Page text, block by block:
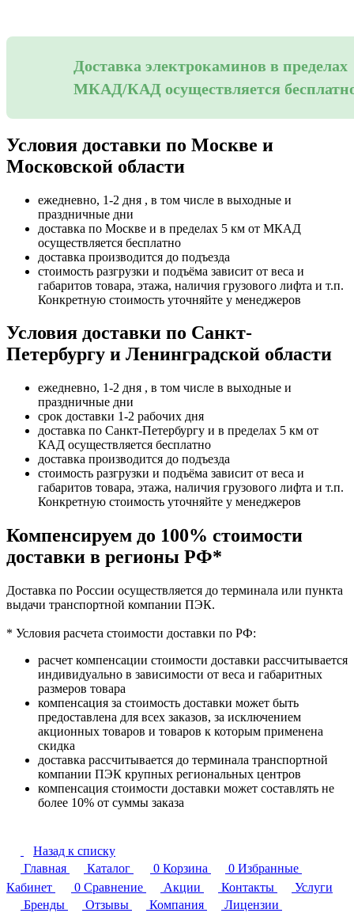
Доставка электрокаминов в пределах
МКАД/КАД осуществляется
Условия доставки по Москве и
Московской области
ежедневно, 1-2 дня , в том числе в выходные и
праздничные дни
доставка по Москве и в пределах 5 км от МКАД
осуществляется бесплатно
доставка производится до подъезда
стоимость разгрузки и подъёма зависит от веса и
габаритов товара, этажа, наличия грузового лифта и т.п.
Конкретную стоимость уточняйте у менеджеров
Условия доставки по Санкт-
Петербургу и Ленинградской области
ежедневно, 1-2 дня , в том числе в выходные и
праздничные дни
срок доставки 1-2 рабочих дня
доставка по Санкт-Петербургу и в пределах 5 км от
КАД осуществляется бесплатно
доставка производится до подъезда
стоимость разгрузки и подъёма зависит от веса и
габаритов товара, этажа, наличия грузового лифта и т.п.
Конкретную стоимость уточняйте у менеджеров
Компенсируем до 100% стоимости
доставки в регионы РФ*
Доставка по России осуществляется до терминала или пункта
выдачи транспортной компании ПЭК.
* Условия расчета стоимости доставки по РФ:
расчет компенсации стоимости доставки рассчитывается
индивидуально в зависимости от веса и габаритных
размеров товара
компенсация за стоимость доставки может быть
предоставлена для всех заказов, за исключением
акционных товаров и товаров к которым применена
скидка
доставка рассчитывается до терминала транспортной
компании ПЭК крупных региональных центров
компенсация стоимости доставки может составлять не
более 10% от суммы заказа
Назад к списку
Главная
Каталог 0 Корзина 0 Избранные
Кабинет
0 Сравнение Акции Контакты
Услуги
Бренды
Отзывы Компания
Лицензии